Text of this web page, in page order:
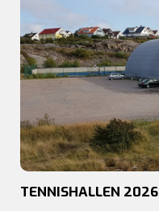
TENNISHALLEN 2026